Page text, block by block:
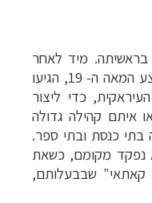
בראשיתה. מיד לאחר
מלחמת האופיום הראשונה, באמצע המאה ה- 19, הגיעו
העיראקית, כדי ליצור
איתם קהילה גדולה
בתי כנסת ובתי ספר.
נפקד מקומם, כשאת
קאתאי" שבבעלותם,